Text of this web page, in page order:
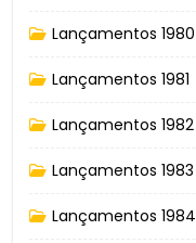
Lançamentos 1980
Lançamentos 1981
Lançamentos 1982
Lançamentos 1983
Lançamentos 1984